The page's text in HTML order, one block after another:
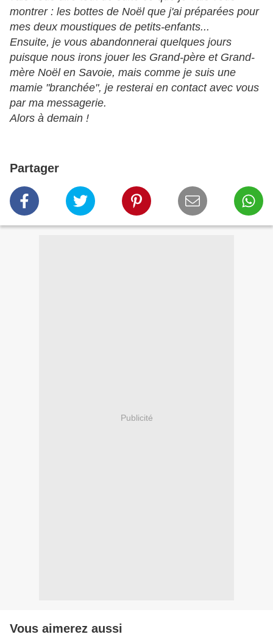
montrer : les bottes de Noël que j'ai préparées pour
mes deux moustiques de petits-enfants...
Ensuite, je vous abandonnerai quelques jours
puisque nous irons jouer les Grand-père et Grand-
mère Noël en Savoie, mais comme je suis une
mamie "branchée", je resterai en contact avec vous
par ma messagerie.
Alors à demain !
Partager
Publicité
Vous aimerez aussi